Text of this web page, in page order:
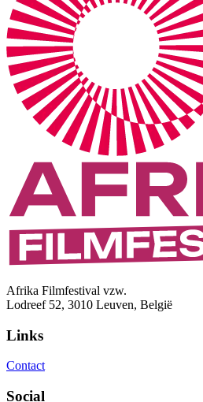
Afrika Filmfestival vzw.
Lodreef 52, 3010 Leuven, België
Links
Contact
Social